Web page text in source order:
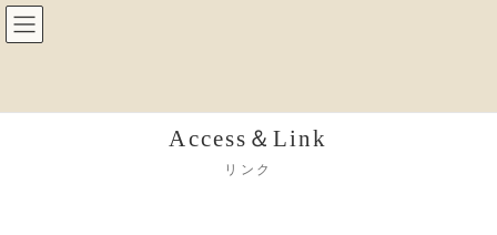
コ
ン
テ
ナ
ビ
ゲ
Access＆Link
リンク